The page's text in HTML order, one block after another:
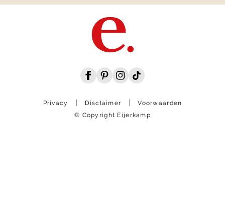
Privacy Disclaimer
Voorwaarden
© Copyright Eijerkamp